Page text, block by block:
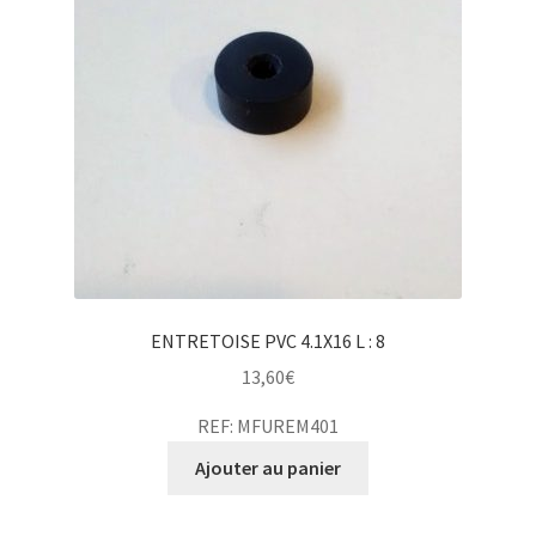
ENTRETOISE PVC 4.1X16 L : 8
13,60€
REF: MFUREM401
Ajouter au panier